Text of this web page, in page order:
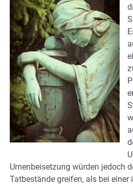
Urnenbeisetzung würden jedoch
Tatbestände greifen, als bei einer